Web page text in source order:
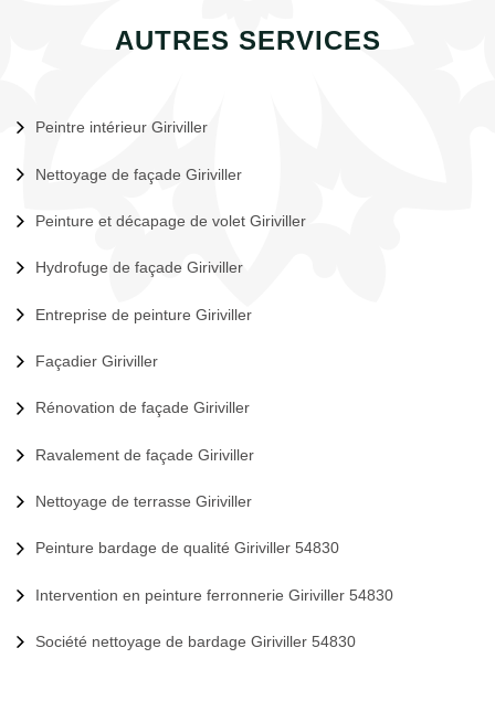
AUTRES SERVICES
Peintre intérieur Giriviller
Nettoyage de façade Giriviller
Peinture et décapage de volet Giriviller
Hydrofuge de façade Giriviller
Entreprise de peinture Giriviller
Façadier Giriviller
Rénovation de façade Giriviller
Ravalement de façade Giriviller
Nettoyage de terrasse Giriviller
Peinture bardage de qualité Giriviller 54830
Intervention en peinture ferronnerie Giriviller 54830
Société nettoyage de bardage Giriviller 54830